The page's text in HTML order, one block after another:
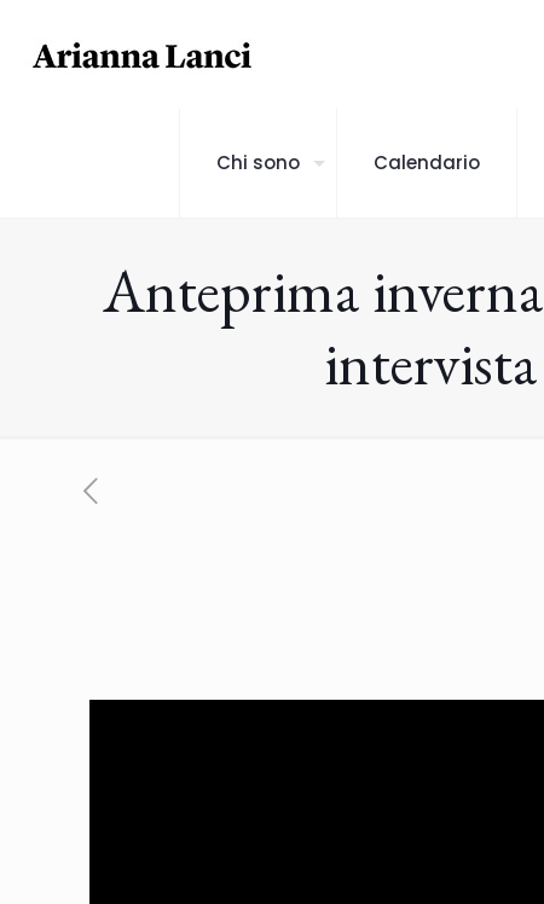
Chi sono Calendario
Anteprima